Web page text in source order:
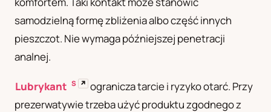
samodzielną formę zbliżenia albo część innych
pieszczot. Nie wymaga późniejszej penetracji
analnej.
Lubrykant S ↗ ogranicza tarcie i ryzyko otarć. Przy
prezerwatywie trzeba użyć produktu zgodnego z